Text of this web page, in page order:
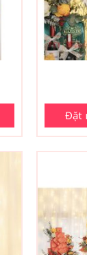
Đặt